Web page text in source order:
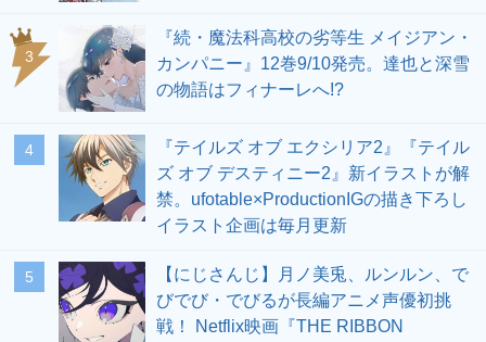
3
『続・魔法科高校の劣等生 メイジアン・
カンパニー』12巻9/10発売。達也と深雪
の物語はフィナーレへ!?
4
『テイルズ オブ エクシリア2』『テイル
ズ オブ デスティニー2』新イラストが解
禁。ufotable×ProductionIGの描き下ろし
イラスト企画は毎月更新
5
【にじさんじ】月ノ美兎、ルンルン、で
びでび・でびるが長編アニメ声優初挑
戦！ Netflix映画『THE RIBBON